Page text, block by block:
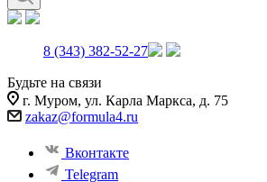
8 (343) 382-52-27
Будьте на связи
г. Муром, ул. Карла Маркса, д. 75
zakaz@formula4.ru
Вконтакте
Telegram